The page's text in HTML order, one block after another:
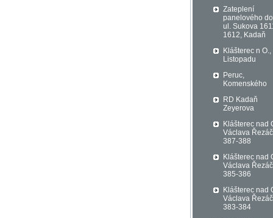
Zateplení
panelového
ul. Sukova
1612, Kadaň
Klášterec n O.,
Listopadu
Peruc,
Komenského
RD Kadaň
Zeyerova
Klášterec nad
Václava
387-388
Klášterec nad
Václava
385-386
Klášterec nad
Václava
383-384